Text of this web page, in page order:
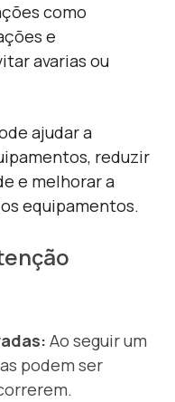
como
e
avarias ou
ajudar a
reduzir
e melhorar a
equipamentos.
Ao seguir um
podem ser